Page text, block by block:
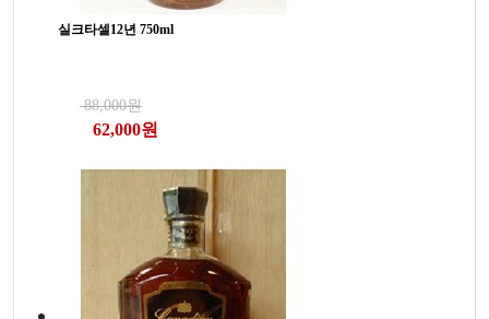
실크타셀12년 750ml
88,000원
62,000원